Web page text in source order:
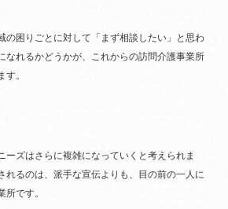
の困りごとに対して「まず相談したい」と思わ
なれるかどうかが、これからの訪問介護事業所
す。
ーズはさらに複雑になっていくと考えられま
れるのは、派手な宣伝よりも、目の前の一人に
所です。